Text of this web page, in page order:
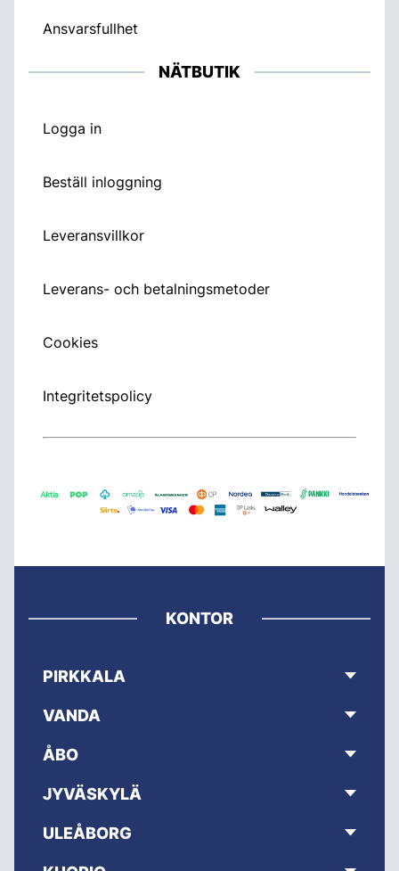
Ansvarsfullhet
NÄTBUTIK
Logga in
Beställ inloggning
Leveransvillkor
Leverans- och betalningsmetoder
Cookies
Integritetspolicy
KONTOR
PIRKKALA
VANDA
ÅBO
JYVÄSKYLÄ
ULEÅBORG